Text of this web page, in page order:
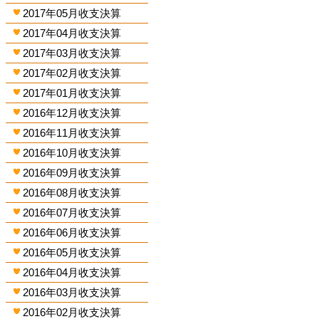
2017年05月收支決算
2017年04月收支決算
2017年03月收支決算
2017年02月收支決算
2017年01月收支決算
2016年12月收支決算
2016年11月收支決算
2016年10月收支決算
2016年09月收支決算
2016年08月收支決算
2016年07月收支決算
2016年06月收支決算
2016年05月收支決算
2016年04月收支決算
2016年03月收支決算
2016年02月收支決算